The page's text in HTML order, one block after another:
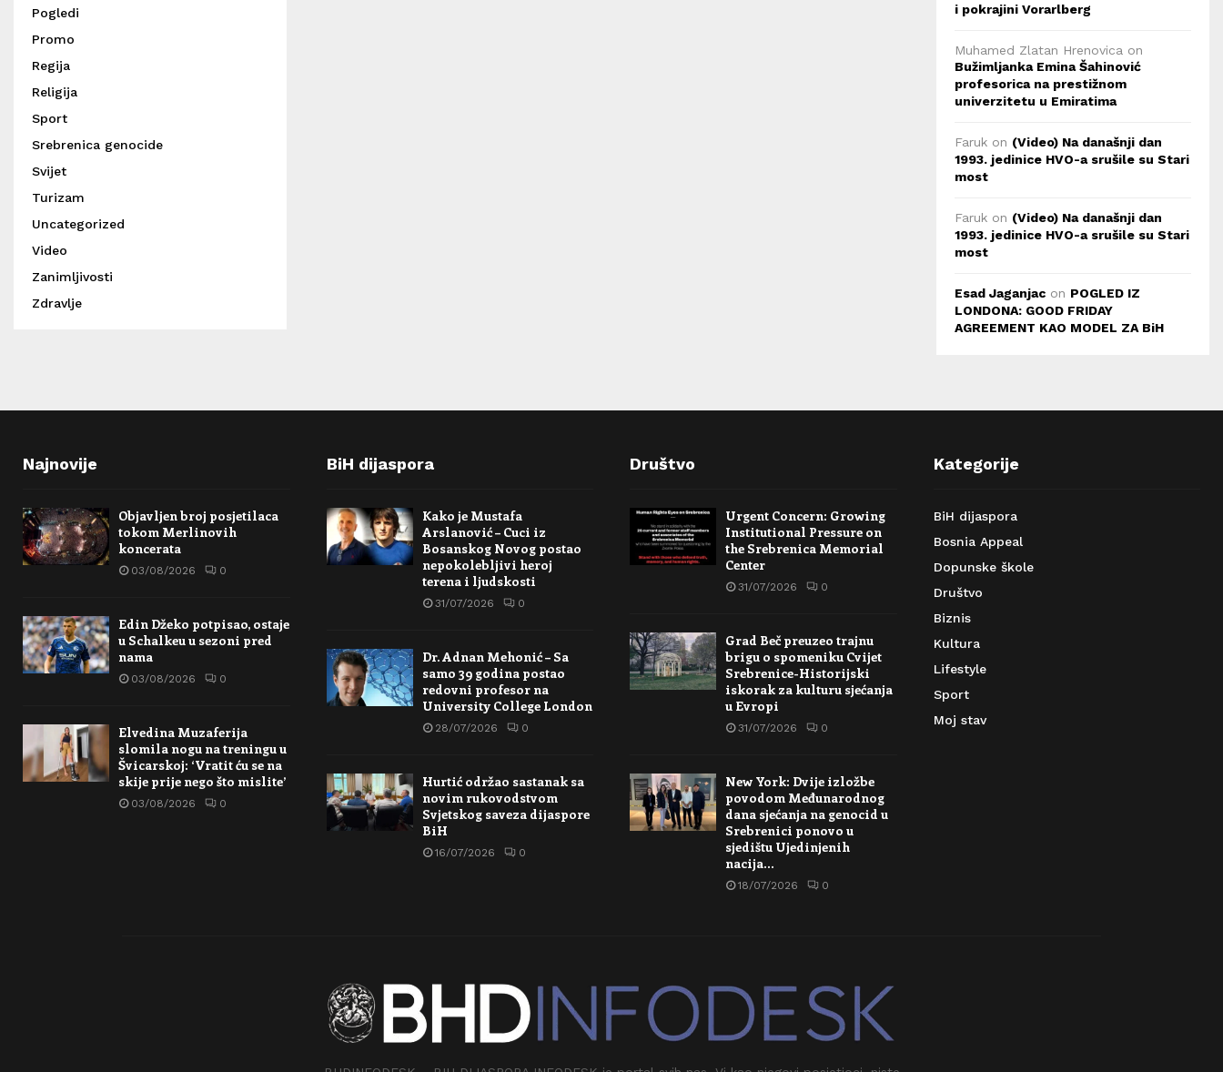
Pogledi
Promo
Regija
Religija
Sport
Srebrenica genocide
Svijet
Turizam
Uncategorized
Video
Zanimljivosti
Zdravlje
i pokrajini Vorarlberg
Muhamed Zlatan Hrenovica on
Bužimljanka Emina Šahinović
profesorica na prestižnom
univerzitetu u Emiratima
Faruk on (Video) Na današnji dan
1993. jedinice HVO-a srušile su Stari
most
Faruk on (Video) Na današnji dan
1993. jedinice HVO-a srušile su Stari
most
Esad Jaganjac on POGLED IZ
LONDONA: GOOD FRIDAY
AGREEMENT KAO MODEL ZA BiH
Najnovije
Objavljen broj posjetilaca
tokom Merlinovih
koncerata
03/08/2026 0
Edin Džeko potpisao, ostaje
u Schalkeu u sezoni pred
nama
03/08/2026 0
Elvedina Muzaferija
slomila nogu na treningu u
Švicarskoj: ‘Vratit ću se na
skije prije nego što mislite’
03/08/2026 0
BiH dijaspora
Kako je Mustafa
Arslanović – Cuci iz
Bosanskog Novog postao
nepokolebljivi heroj
terena i ljudskosti
31/07/2026 0
Dr. Adnan Mehonić – Sa
samo 39 godina postao
redovni profesor na
University College London
28/07/2026 0
Hurtić održao sastanak sa
novim rukovodstvom
Svjetskog saveza dijaspore
BiH
16/07/2026 0
Društvo
Urgent Concern: Growing
Institutional Pressure on
the Srebrenica Memorial
Center
31/07/2026 0
Grad Beč preuzeo trajnu
brigu o spomeniku Cvijet
Srebrenice-Historijski
iskorak za kulturu sjećanja
u Evropi
31/07/2026 0
New York: Dvije izložbe
povodom Međunarodnog
dana sjećanja na genocid u
Srebrenici ponovo u
sjedištu Ujedinjenih
nacija…
18/07/2026 0
Kategorije
BiH dijaspora
Bosnia Appeal
Dopunske škole
Društvo
Biznis
Kultura
Lifestyle
Sport
Moj stav